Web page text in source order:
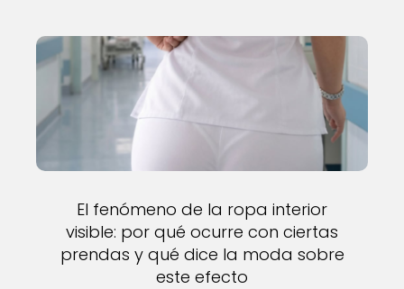
El fenómeno de la ropa interior
visible: por qué ocurre con ciertas
prendas y qué dice la moda sobre
este efecto